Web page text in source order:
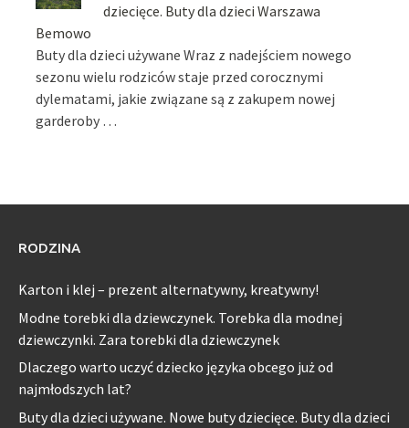
dziecięce. Buty dla dzieci Warszawa
Bemowo
Buty dla dzieci używane Wraz z nadejściem nowego
sezonu wielu rodziców staje przed corocznymi
dylematami, jakie związane są z zakupem nowej
garderoby …
RODZINA
Karton i klej – prezent alternatywny, kreatywny!
Modne torebki dla dziewczynek. Torebka dla modnej
dziewczynki. Zara torebki dla dziewczynek
Dlaczego warto uczyć dziecko języka obcego już od
najmłodszych lat?
Buty dla dzieci używane. Nowe buty dziecięce. Buty dla dzieci